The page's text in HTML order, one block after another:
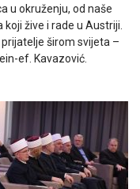
u okruženju, od naše
koji žive i rade u Austriji.
širom svijeta –
ef. Kavazović.